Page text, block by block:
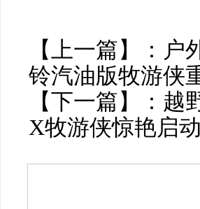
【上一篇】： 户
铃汽油版牧游侠
【下一篇】： 越
X牧游侠惊艳启动